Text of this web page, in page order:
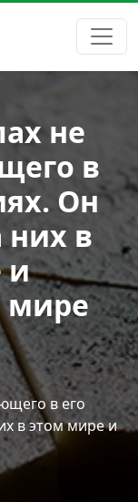
не
в
Он
них в
и
мире
в его
в этом мире и